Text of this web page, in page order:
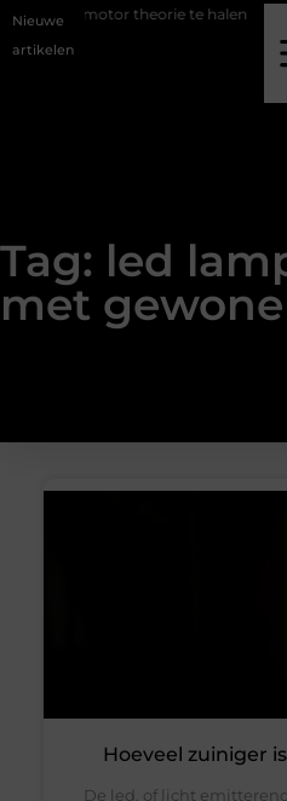
Nieuwe
artikelen
om je motor theorie te halen
Tag: led
met
Hoeveel zuiniger
De led, of licht